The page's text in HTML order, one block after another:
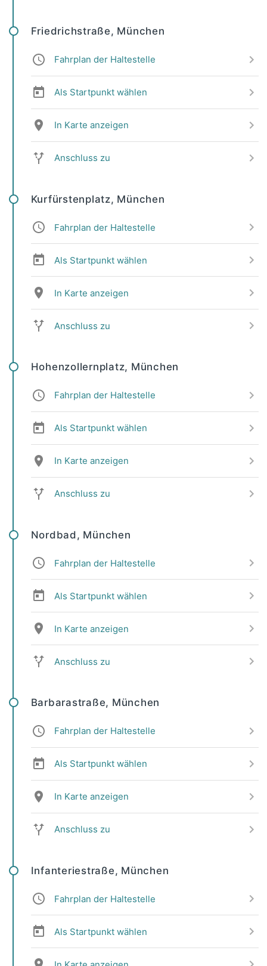
Friedrichstraße, München
Fahrplan der Haltestelle
Als Startpunkt wählen
In Karte anzeigen
Anschluss zu
Kurfürstenplatz, München
Fahrplan der Haltestelle
Als Startpunkt wählen
In Karte anzeigen
Anschluss zu
Hohenzollernplatz, München
Fahrplan der Haltestelle
Als Startpunkt wählen
In Karte anzeigen
Anschluss zu
Nordbad, München
Fahrplan der Haltestelle
Als Startpunkt wählen
In Karte anzeigen
Anschluss zu
Barbarastraße, München
Fahrplan der Haltestelle
Als Startpunkt wählen
In Karte anzeigen
Anschluss zu
Infanteriestraße, München
Fahrplan der Haltestelle
Als Startpunkt wählen